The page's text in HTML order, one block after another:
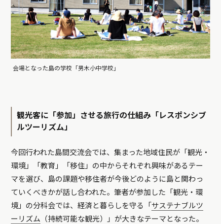
会場となった島の学校「男木小中学校」
観光客に「参加」させる旅行の仕組み「レスポンシブ
ルツーリズム」
今回行われた島間交流会では、集まった地域住民が「観光・
環境」「教育」「移住」の中からそれぞれ興味があるテー
マを選び、島の課題や移住者が今後どのように島と関わっ
ていくべきかが話し合われた。筆者が参加した「観光・環
境」の分科会では、経済と暮らしを守る「 サステナブルツ
ーリズム （持続可能な観光）」が大きなテーマとなった。